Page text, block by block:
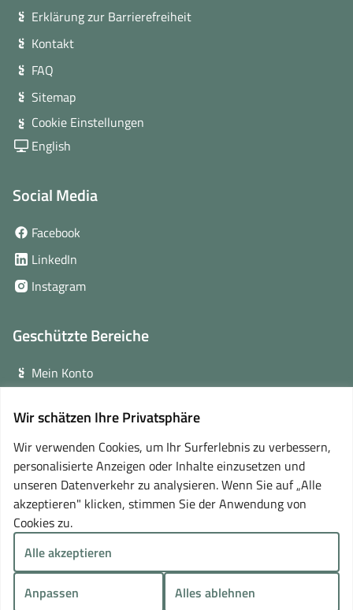
Wir schätzen Ihre Privatsphäre
Wir verwenden Cookies, um Ihr Surferlebnis zu verbessern,
personalisierte Anzeigen oder Inhalte einzusetzen und
unseren Datenverkehr zu analysieren. Wenn Sie auf „Alle
akzeptieren" klicken, stimmen Sie der Anwendung von
Cookies zu.
Anpassen Alles ablehnen
Alle akzeptieren
Erklärung zur Barrierefreiheit
Kontakt
FAQ
Sitemap
Cookie Einstellungen
English
Social Media
Facebook
Fenster)
LinkedIn
neuem
Instagram(öffnet
Fenster)
Geschützte Bereiche
Mein Konto
Online-Lernplattform(öffnet
in
neuem
Fenster)
Partner